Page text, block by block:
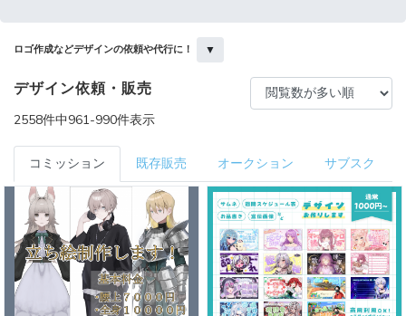
ロゴ作成などデザインの依頼や代行に！ ▼
デザイン依頼・販売
2558件中961-990件表示
コミッション 既存販売 オークション サブスク